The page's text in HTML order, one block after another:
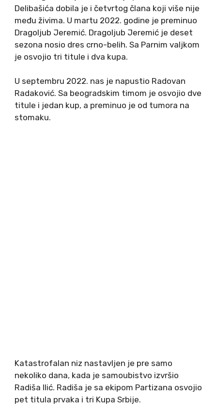
Delibašića dobila je i četvrtog člana koji više nije
među živima. U martu 2022. godine je preminuo
Dragoljub Jeremić. Dragoljub Jeremić je deset
sezona nosio dres crno-belih. Sa Parnim valjkom
je osvojio tri titule i dva kupa.
U septembru 2022. nas je napustio Radovan
Radaković. Sa beogradskim timom je osvojio dve
titule i jedan kup, a preminuo je od tumora na
stomaku.
Katastrofalan niz nastavljen je pre samo
nekoliko dana, kada je samoubistvo izvršio
Radiša Ilić. Radiša je sa ekipom Partizana osvojio
pet titula prvaka i tri Kupa Srbije.